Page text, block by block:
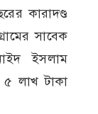
কারাদণ্ড
সাবেক
ইসলাম
লাখ টাকা